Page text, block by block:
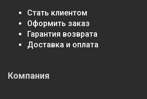
Стать клиентом
Оформить заказ
Гарантия возврата
Доставка и оплата
Компания